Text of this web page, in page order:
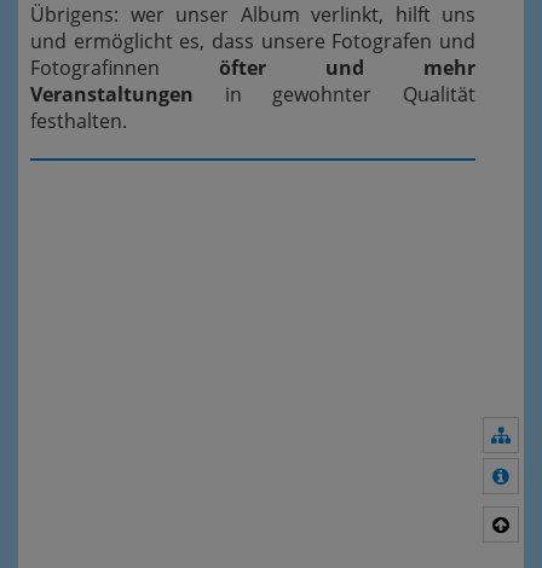
Übrigens: wer unser Album verlinkt, hilft uns
und ermöglicht es, dass unsere Fotografen und
Fotografinnen öfter und mehr
Veranstaltungen in gewohnter Qualität
festhalten.